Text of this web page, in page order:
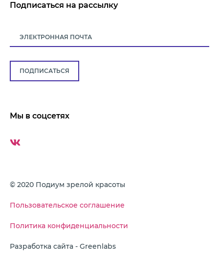
Мы в соцсетях
Подписаться на рассылку
ПОДПИСАТЬСЯ
© 2020 Подиум зрелой красоты
Пользовательское соглашение
Политика конфиденциальности
Разработка сайта - Greenlabs